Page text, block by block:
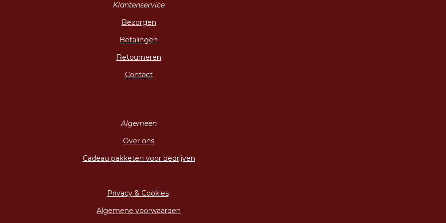
Klantenservice
Bezorgen
Betalingen
Retourneren
Contact
Algemeen
Over ons
Cadeau pakketen voor bedrijven
Privacy & Cookies
Algemene voorwaarden